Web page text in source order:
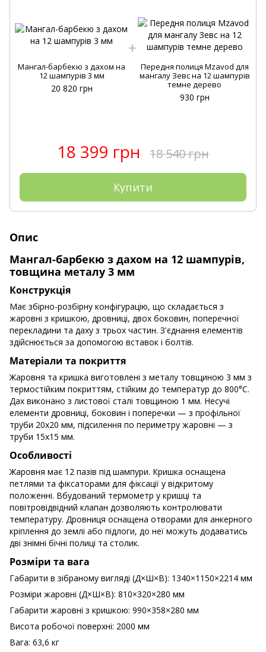
Мангал-барбекю з дахом на
12 шампурів 3 мм
20 820 грн
Передня полиця Mzavod для
мангалу Зевс на 12 шампурів
темне дерево
930 грн
18 399 грн 18 540 грн
Купити
Опис
Мангал-барбекю з дахом на 12 шампурів,
товщина металу 3 мм
Конструкція
Має збірно-розбірну конфігурацію, що складається з
жаровні з кришкою, дровниці, двох боковин, поперечної
перекладини та даху з трьох частин. З'єднання елементів
здійснюється за допомогою вставок і болтів.
Матеріали та покриття
Жаровня та кришка виготовлені з металу товщиною 3 мм з
термостійким покриттям, стійким до температур до 800°C.
Дах виконано з листової сталі товщиною 1 мм. Несучі
елементи дровниці, боковин і поперечки — з профільної
труби 20х20 мм, підсилення по периметру жаровні — з
труби 15х15 мм.
Особливості
Жаровня має 12 пазів під шампури. Кришка оснащена
петлями та фіксаторами для фіксації у відкритому
положенні. Вбудований термометр у кришці та
повітровідвідний клапан дозволяють контролювати
температуру. Дровниця оснащена отворами для анкерного
кріплення до землі або підлоги, до неї можуть додаватись
дві знімні бічні полиці та столик.
Розміри та вага
Габарити в зібраному вигляді (Д×Ш×В): 1340×1150×2214 мм
Розміри жаровні (Д×Ш×В): 810×320×280 мм
Габарити жаровні з кришкою: 990×358×280 мм
Висота робочої поверхні: 2000 мм
Вага: 63,6 кг